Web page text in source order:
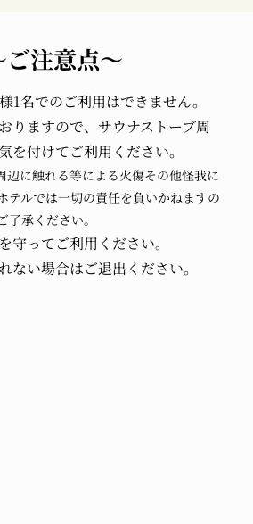
ご注意点～
1名でのご利用はできません。
りますので、サウナストーブ周
を付けてご利用ください。
辺に触れる等による火傷その他怪我に
テルでは一切の責任を負いかねますの
了承ください。
守ってご利用ください。
ない場合はご退出ください。